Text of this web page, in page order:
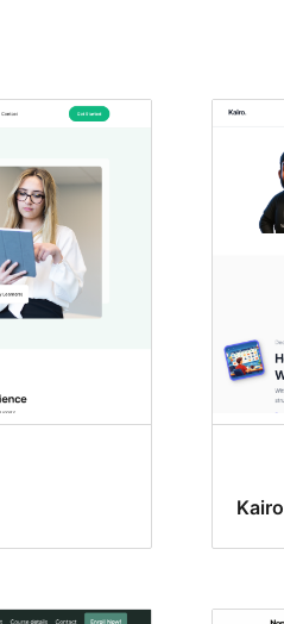
Kairo